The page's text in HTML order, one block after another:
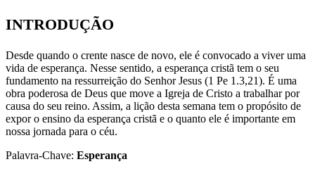
INTRODUÇÃO
Desde quando o crente nasce de novo, ele é convocado a viver uma
vida de esperança. Nesse sentido, a esperança cristã tem o seu
fundamento na ressurreição do Senhor Jesus (1 Pe 1.3,21). É uma
obra poderosa de Deus que move a Igreja de Cristo a trabalhar por
causa do seu reino. Assim, a lição desta semana tem o propósito de
expor o ensino da esperança cristã e o quanto ele é importante em
nossa jornada para o céu.
Palavra-Chave: Esperança